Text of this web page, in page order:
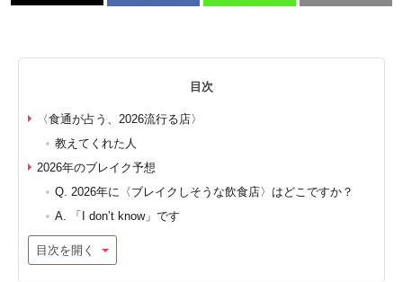
目次
〈食通が占う、2026流行る店〉
教えてくれた人
2026年のブレイク予想
Q. 2026年に〈ブレイクしそうな飲食店〉はどこですか？
A. 「I don’t know」です
目次を開く